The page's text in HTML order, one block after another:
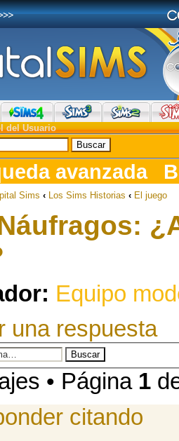
del Usuario
avanzada
Sims ‹ Los Sims Historias ‹ El juego
Equipo
una respuesta
• Página 1
citando